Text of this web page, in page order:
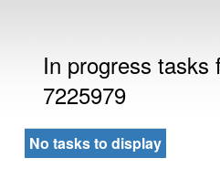
In progress tasks
7225979
No tasks to display